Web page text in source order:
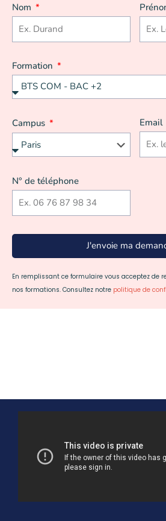
Nom
Formation
Campus Email
N° de téléphone
J'envoie ma
En remplissant ce formulaire vous acceptez de
nos formations. Consultez notre politique de